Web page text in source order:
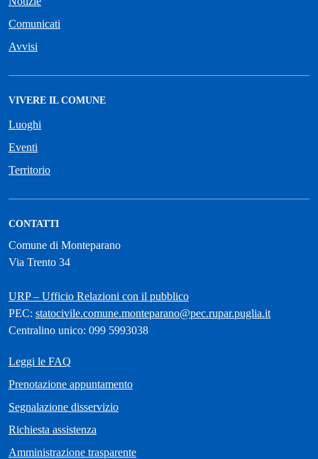
Comunicati
Avvisi
VIVERE IL COMUNE
Luoghi
Eventi
Territorio
CONTATTI
Comune di Monteparano
Via Trento 34
URP – Ufficio Relazioni con il pubblico
PEC: statocivile.comune.monteparano@pec.rupar.puglia.it
Centralino unico: 099 5993038
Leggi le FAQ
Prenotazione appuntamento
Segnalazione disservizio
Richiesta assistenza
Amministrazione trasparente